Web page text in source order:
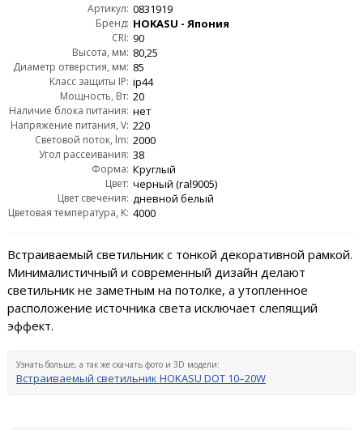
Артикул: 0831919
Бренд: HOKASU - Япония
CRI: 90
Высота, мм: 80,25
Диаметр отверстия, мм: 85
Класс защиты IP: ip44
Мощность, Вт: 20
Наличие блока питания: нет
Напряжение питания, V: 220
Световой поток, lm: 2000
Угол рассеивания: 38
Форма: Круглый
Цвет: черный (ral9005)
Цвет свечения: дневной белый
Цветовая температура, K: 4000
Встраиваемый светильник с тонкой декоративной рамкой.
Минималистичный и современный дизайн делают
светильник не заметным на потолке, а утопленное
расположение источника света исключает слепящий
эффект.
Узнать больше, а так же скачать фото и 3D модели:
Встраиваемый светильник HOKASU DOT 10–20W